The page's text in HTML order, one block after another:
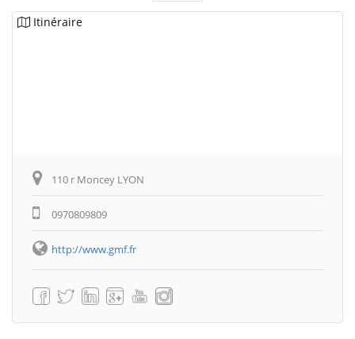
Itinéraire
110 r Moncey LYON
0970809809
http://www.gmf.fr